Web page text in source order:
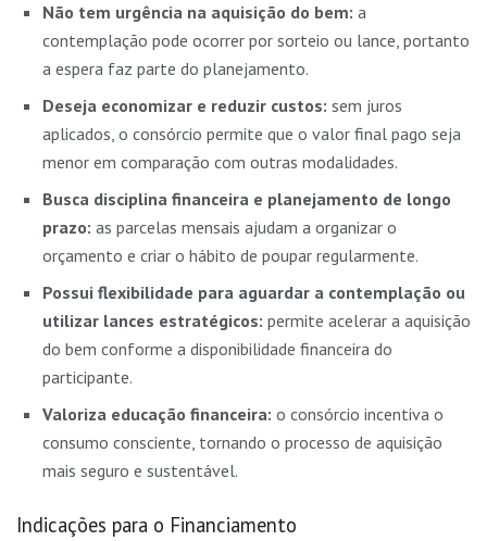
Não tem urgência na aquisição do bem: a
contemplação pode ocorrer por sorteio ou lance, portanto
a espera faz parte do planejamento.
Deseja economizar e reduzir custos: sem juros
aplicados, o consórcio permite que o valor final pago seja
menor em comparação com outras modalidades.
Busca disciplina financeira e planejamento de longo
prazo: as parcelas mensais ajudam a organizar o
orçamento e criar o hábito de poupar regularmente.
Possui flexibilidade para aguardar a contemplação ou
utilizar lances estratégicos: permite acelerar a aquisição
do bem conforme a disponibilidade financeira do
participante.
Valoriza educação financeira: o consórcio incentiva o
consumo consciente, tornando o processo de aquisição
mais seguro e sustentável.
Indicações para o Financiamento